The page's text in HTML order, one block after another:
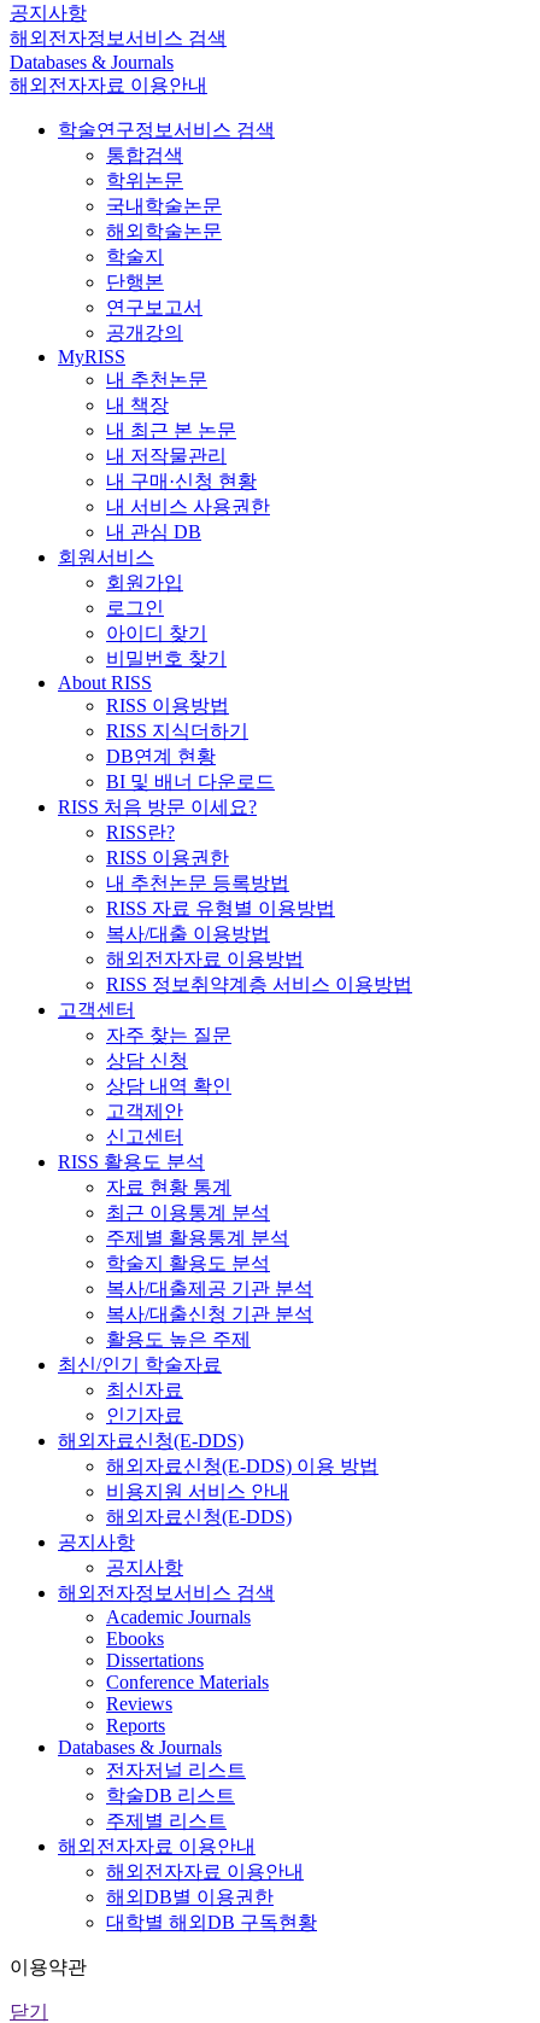
공지사항
해외전자정보서비스 검색
Databases & Journals
해외전자자료 이용안내
학술연구정보서비스 검색
통합검색
학위논문
국내학술논문
해외학술논문
학술지
단행본
연구보고서
공개강의
MyRISS
내 추천논문
내 책장
내 최근 본 논문
내 저작물관리
내 구매·신청 현황
내 서비스 사용권한
내 관심 DB
회원서비스
회원가입
로그인
아이디 찾기
비밀번호 찾기
About RISS
RISS 이용방법
RISS 지식더하기
DB연계 현황
BI 및 배너 다운로드
RISS 처음 방문 이세요?
RISS란?
RISS 이용권한
내 추천논문 등록방법
RISS 자료 유형별 이용방법
복사/대출 이용방법
해외전자자료 이용방법
RISS 정보취약계층 서비스 이용방법
고객센터
자주 찾는 질문
상담 신청
상담 내역 확인
고객제안
신고센터
RISS 활용도 분석
자료 현황 통계
최근 이용통계 분석
주제별 활용통계 분석
학술지 활용도 분석
복사/대출제공 기관 분석
복사/대출신청 기관 분석
활용도 높은 주제
최신/인기 학술자료
최신자료
인기자료
해외자료신청(E-DDS)
해외자료신청(E-DDS) 이용 방법
비용지원 서비스 안내
해외자료신청(E-DDS)
공지사항
공지사항
해외전자정보서비스 검색
Academic Journals
Ebooks
Dissertations
Conference Materials
Reviews
Reports
Databases & Journals
전자저널 리스트
학술DB 리스트
주제별 리스트
해외전자자료 이용안내
해외전자자료 이용안내
해외DB별 이용권한
대학별 해외DB 구독현황
이용약관
닫기